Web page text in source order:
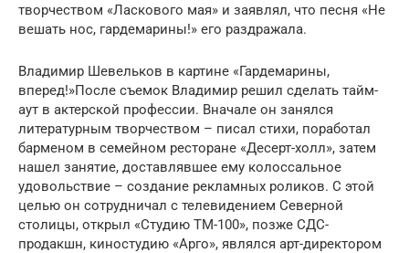
творчеством «Ласкового мая» и заявлял, что песня «Не
вешать нос, гардемарины!» его раздражала.
Владимир Шевельков в картине «Гардемарины,
вперед!»После съемок Владимир решил сделать тайм-
аут в актерской профессии. Вначале он занялся
литературным творчеством – писал стихи, поработал
барменом в семейном ресторане «Десерт-холл», затем
нашел занятие, доставлявшее ему колоссальное
удовольствие – создание рекламных роликов. С этой
целью он сотрудничал с телевидением Северной
столицы, открыл «Студию ТМ-100», позже СДС-
продакшн, киностудию «Арго», являлся арт-директором